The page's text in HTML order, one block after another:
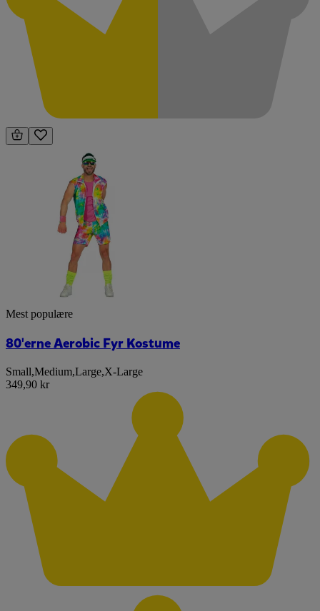
Mest populære
80'erne Aerobic Fyr Kostume​
Small,Medium,Large,X-Large
349,90 kr